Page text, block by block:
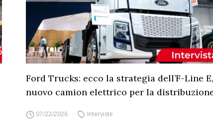
Ford Trucks: ecco la strategia dell’F-Line
nuovo camion elettrico per la
07/22/2026 Interviste